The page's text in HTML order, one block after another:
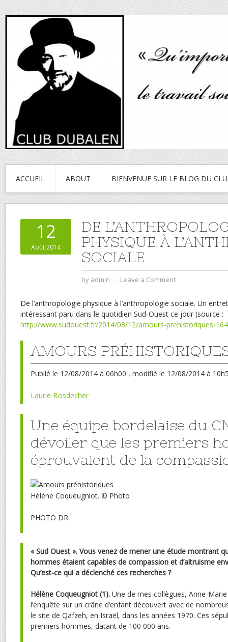
ACCUEIL ABOUT BIENVENUE SUR LE BLOG DU
12
Août 2014
DE
PHYSIQUE À
SOCIALE
by admin ⋅ Leave a Comment
De l’anthropologie physique à l’anthropologie sociale. Un
intéressant paru dans le quotidien Sud-Ouest ce jour (source :
http://www.sudouest.fr/2014/08/12/amours-prehistoriques-
AMOURS
Publié le 12/08/2014 à 06h00 , modifié le 12/08/2014 à
Laurie Bosdecher
Une équipe bordelaise du
dévoiler que les premiers
éprouvaient de la
Hélène Coqueugniot. © Photo
PHOTO DR
« Sud Ouest ». Vous venez de mener une étude montrant
hommes étaient capables de compassion et d’altruisme
Qu’est-ce qui a déclenché ces recherches ?
Hélène Coqueugniot (1). Une de mes collègues, Anne-
l’enquête sur un crâne d’enfant découvert avec de
le site de Qafzeh, en Israël, dans les années 1970. Ces
premiers hommes, datant de 100 000 ans.